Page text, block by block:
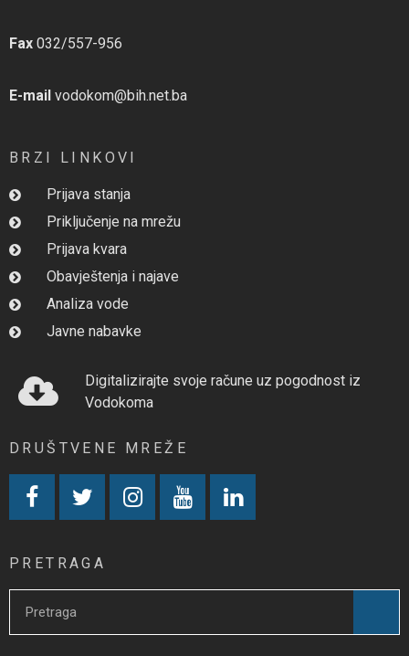
Fax 032/557-956
E-mail vodokom@bih.net.ba
BRZI LINKOVI
Prijava stanja
Priključenje na mrežu
Prijava kvara
Obavještenja i najave
Analiza vode
Javne nabavke
Digitalizirajte svoje račune uz pogodnost iz
Vodokoma
DRUŠTVENE MREŽE
PRETRAGA